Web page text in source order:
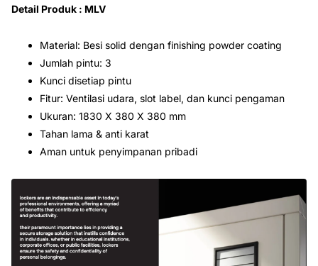
Detail Produk : MLV
Material: Besi solid dengan finishing powder coating
Jumlah pintu: 3
Kunci disetiap pintu
Fitur: Ventilasi udara, slot label, dan kunci pengaman
Ukuran: 1830 X 380 X 380 mm
Tahan lama & anti karat
Aman untuk penyimpanan pribadi